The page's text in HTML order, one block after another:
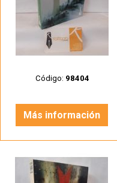
Código: 98404
Más información